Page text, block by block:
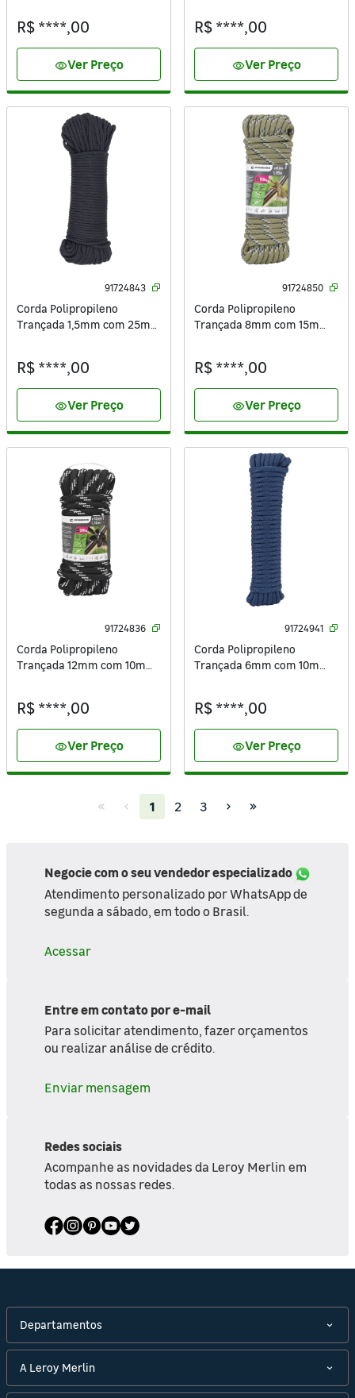
R$ ****,00
visibilityVer Preço
R$ ****,00
visibilityVer Preço
91724843
Corda Polipropileno
Trançada 1,5mm com 25m
R$ ****,00
visibilityVer Preço
91724850
Corda Polipropileno
Trançada 8mm com 15m
R$ ****,00
visibilityVer Preço
91724836
Corda Polipropileno
Trançada 12mm com 10m
R$ ****,00
visibilityVer Preço
91724941
Corda Polipropileno
Trançada 6mm com 10m
R$ ****,00
visibilityVer Preço
1(current)
2 3
Negocie com o seu vendedor especializado
Atendimento personalizado por WhatsApp de
segunda a sábado, em todo o Brasil.
Acessar
Entre em contato por e-mail
Para solicitar atendimento, fazer orçamentos
ou realizar análise de crédito.
Enviar mensagem
Redes sociais
Acompanhe as novidades da Leroy Merlin em
todas as nossas redes.
Departamentos
A Leroy Merlin